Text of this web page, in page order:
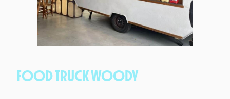
FOOD TRUCK WOODY